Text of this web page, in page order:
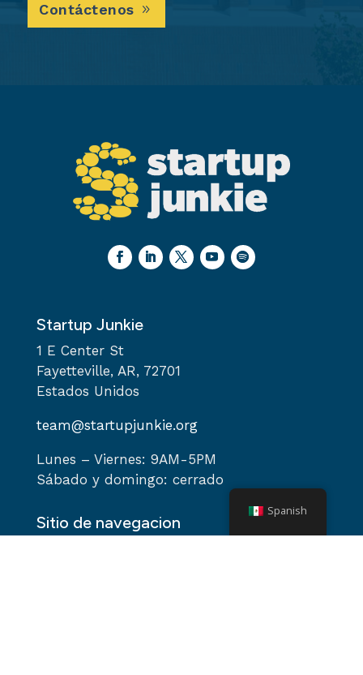
Contáctenos
Startup Junkie
1 E Center St
Fayetteville, AR, 72701
Estados Unidos
team@startupjunkie.org
Lunes – Viernes: 9AM-5PM
Sábado y domingo: cerrado
Sitio de navegacion
Spanish